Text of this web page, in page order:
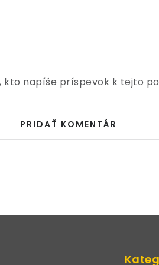
kto napíše príspevok k tejto
PRIDAŤ KOMENTÁR